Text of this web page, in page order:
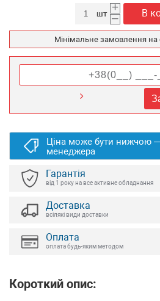
+
–
В
шт
Мінімальне замовлення на
Ціна може бути нижчою
менеджера
Гарантія
від 1 року на все активне обладнання
Доставка
всілякі види доставки
Оплата
оплата будь-яким методом
Короткий опис: